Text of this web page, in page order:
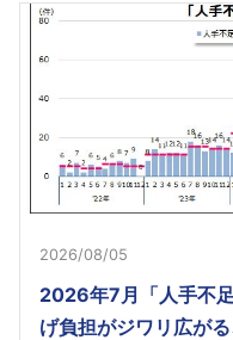
2026/08/05
2026年7月「人手不
げ負担がジワリ広が